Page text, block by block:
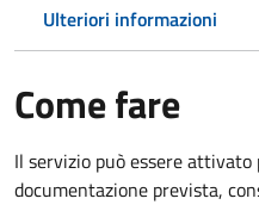
Ulteriori informazioni
Come fare
Il servizio può essere
documentazione prevista,